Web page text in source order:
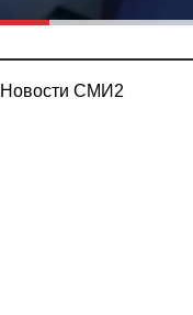
Новости СМИ2